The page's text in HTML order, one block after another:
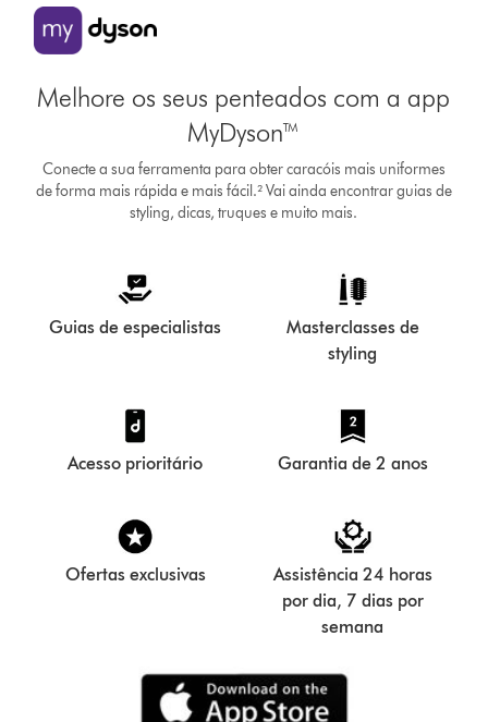
Melhore os seus penteados com a app
MyDyson™
Conecte a sua ferramenta para obter caracóis mais uniformes
de forma mais rápida e mais fácil.² Vai ainda encontrar guias de
styling, dicas, truques e muito mais.
Guias de especialistas
Masterclasses de
styling
Acesso prioritário Garantia de 2 anos
Ofertas exclusivas
Assistência 24 horas
por dia, 7 dias por
semana